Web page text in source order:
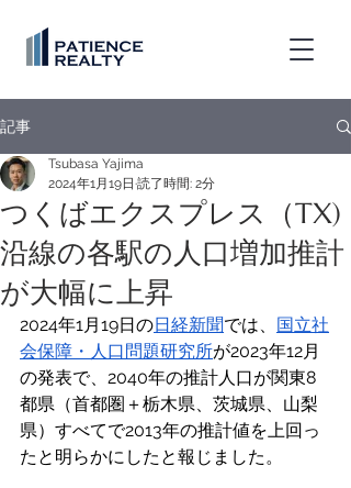
記事
つくばエクスプレス（TX)
沿線の各駅の人口増加推計
が大幅に上昇
Tsubasa Yajima
2024年1月19日 読了時間: 2分
2024年1月19日の日経新聞では、 国立社
会保障・人口問題研究所が2023年12月
の発表で、2040年の推計人口が関東8
都県（首都圏＋栃木県、茨城県、山梨
県）すべてで2013年の推計値を上回っ
たと明らかにしたと報じました。